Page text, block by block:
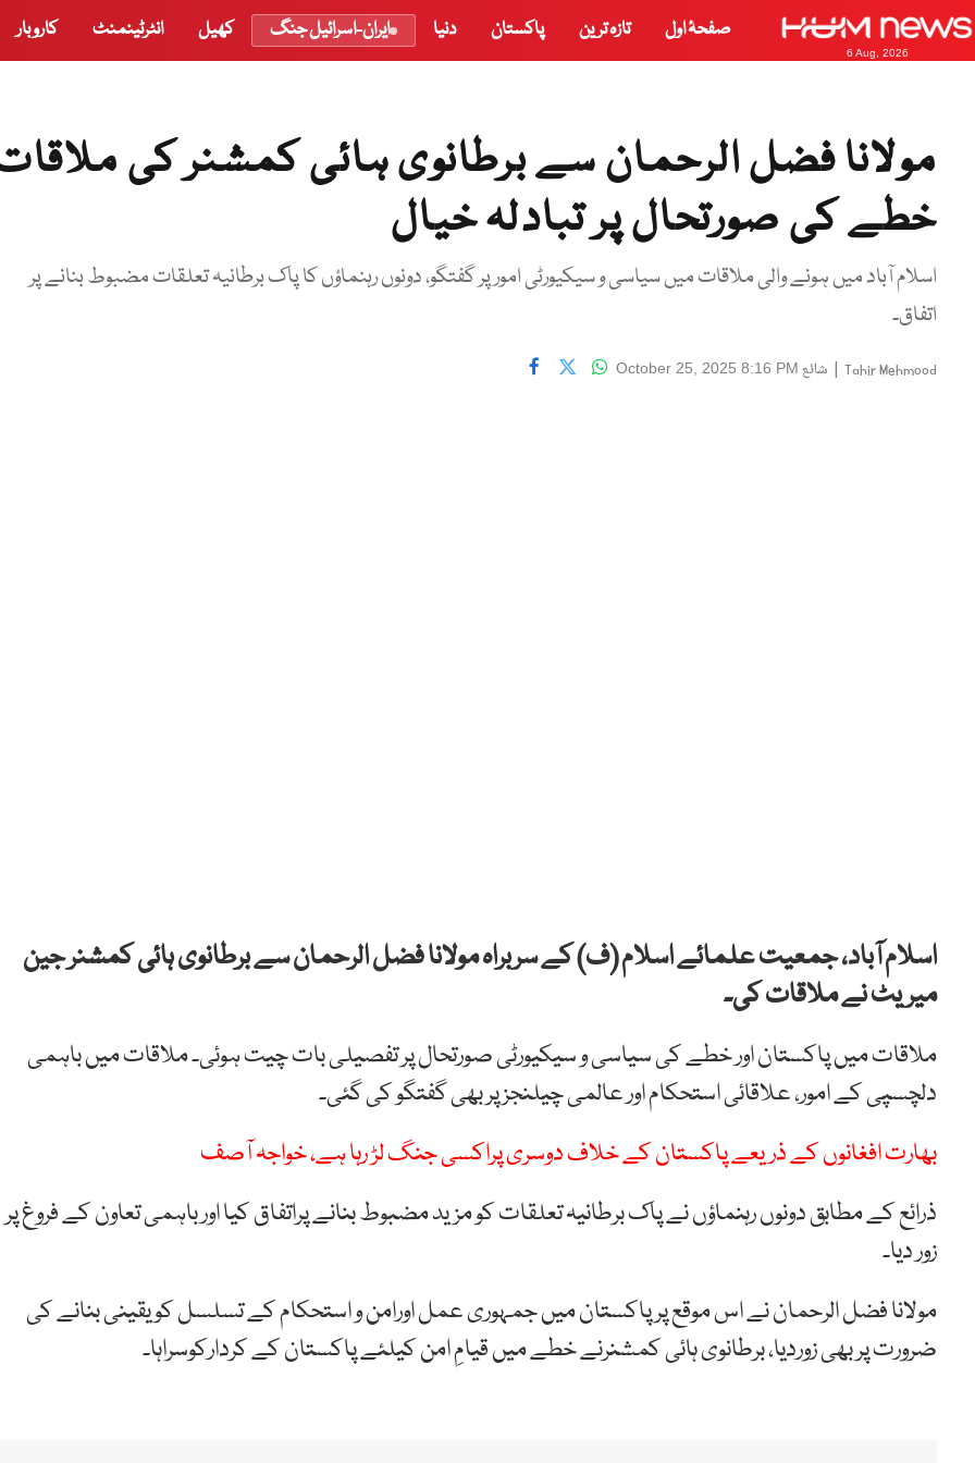
6 Aug, 2026
صفحۂ اول تازہ ترین پاکستان دنیا ایران-اسرائیل جنگ کھیل انٹرٹینمنٹ کاروبار
مولانا فضل الرحمان سے برطانوی ہائی کمشنر کی
خطے کی صورتحال پر تبادلہ خیال
اسلام آباد میں ہونے والی ملاقات میں سیاسی و سیکیورٹی امور پر گفتگو، دونوں رہنماؤں کا پاک برطانیہ تعلقات مضبوط بنانے پر
اتفاق۔
Tahir Mehmood
| شائع October 25, 2025 8:16 PM
اسلام آباد، جمعیت علمائے اسلام (ف) کے سربراہ مولانا فضل الرحمان سے برطانوی ہائی کمشنر جین
میریٹ نے ملاقات کی۔
ملاقات میں پاکستان اور خطے کی سیاسی و سیکیورٹی صورتحال پر تفصیلی بات چیت ہوئی۔ ملاقات میں باہمی
دلچسپی کے امور، علاقائی استحکام اور عالمی چیلنجز پر بھی گفتگو کی گئی۔
بھارت افغانوں کے ذریعے پاکستان کے خلاف دوسری پراکسی جنگ لڑ رہا ہے، خواجہ آصف
ذرائع کے مطابق دونوں رہنماؤں نے پاک برطانیہ تعلقات کو مزید مضبوط بنانے پراتفاق کیا اور باہمی تعاون کے فروغ پر
زور دیا۔
مولانا فضل الرحمان نے اس موقع پر پاکستان میں جمہوری عمل اورامن و استحکام کے تسلسل کو یقینی بنانے کی
ضرورت پر بھی زوردیا، برطانوی ہائی کمشنرنے خطے میں قیامِ امن کیلئے پاکستان کے کردارکوسراہا۔